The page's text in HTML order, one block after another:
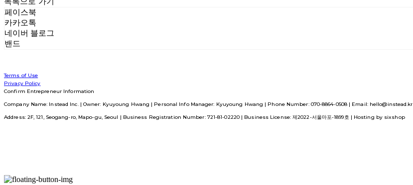
페이스북
카카오톡
네이버 블로그
밴드
Terms of Use
Privacy Policy
Confirm Entrepreneur Information
Company Name: Instead Inc. | Owner: Kyuyoung Hwang | Personal Info Manager: Kyuyoung Hwang | Phone Number: 070-8864-0508 | Email: hello@instead.kr
Address: 2F, 121, Seogang-ro, Mapo-gu, Seoul | Business Registration Number: 721-81-02220| Business License:제2022-서울마포-1899호 | Hosting by sixshop